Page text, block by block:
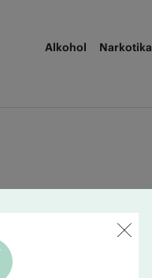
Alkohol Narkotika